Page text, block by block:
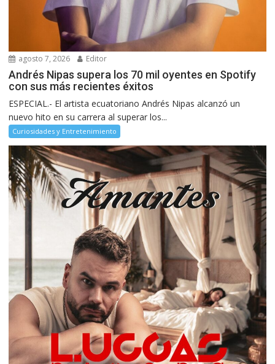
agosto 7, 2026 Editor
Andrés Nipas supera los 70 mil oyentes en Spotify
con sus más recientes éxitos
ESPECIAL.- El artista ecuatoriano Andrés Nipas alcanzó un
nuevo hito en su carrera al superar los...
Curiosidades y Entretenimiento